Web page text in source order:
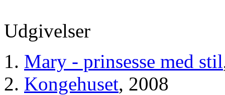
Udgivelser
Mary - prinsesse med stil
Kongehuset, 2008